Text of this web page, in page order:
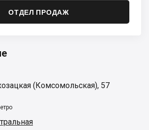
ОТДЕЛ ПРОДАЖ
(Комсомольская), 57